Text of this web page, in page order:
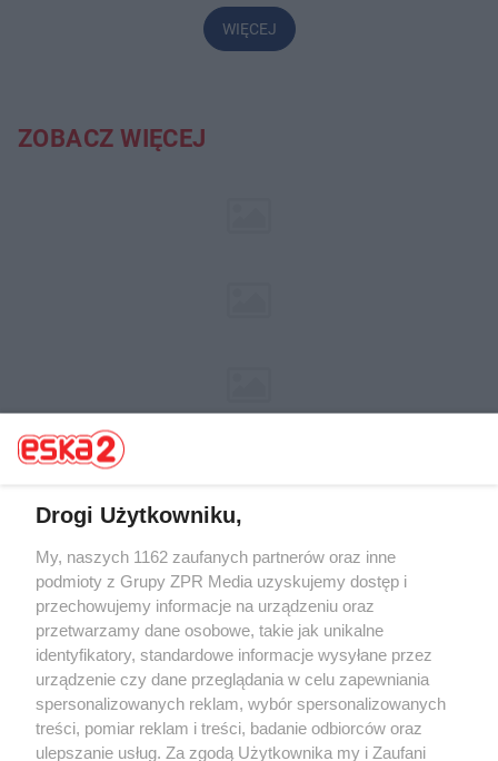
WIĘCEJ
ZOBACZ WIĘCEJ
Żaden utwór zamieszczony w serwisie nie może być powielany i
rozpowszechniany lub dalej rozpowszechniany w jakikolwiek sposób (w
tym także elektroniczny lub mechaniczny) na jakimkolwiek polu
eksploatacji w jakiejkolwiek formie, włącznie z umieszczaniem w
Internecie bez pisemnej zgody właściciela praw. Jakiekolwiek użycie lub
wykorzystanie utworów w całości lub w części z naruszeniem prawa,
tzn. bez właściwej zgody, jest zabronione pod groźbą kary i może być
ścigane prawnie.
Drogi Użytkowniku,
My, naszych 1162 zaufanych partnerów oraz inne
podmioty z Grupy ZPR Media uzyskujemy dostęp i
przechowujemy informacje na urządzeniu oraz
przetwarzamy dane osobowe, takie jak unikalne
identyfikatory, standardowe informacje wysyłane przez
urządzenie czy dane przeglądania w celu zapewniania
spersonalizowanych reklam, wybór spersonalizowanych
treści, pomiar reklam i treści, badanie odbiorców oraz
ulepszanie usług. Za zgodą Użytkownika my i Zaufani